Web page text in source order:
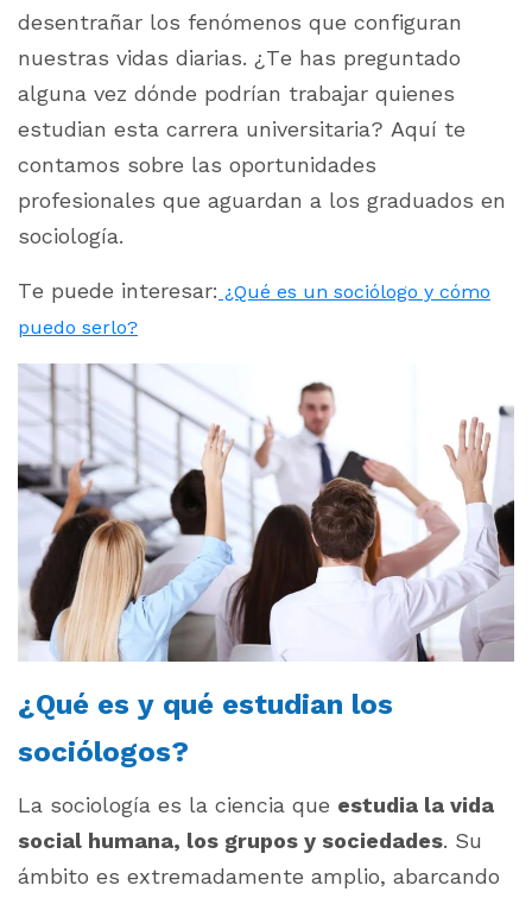
desentrañar los fenómenos que configuran
nuestras vidas diarias. ¿Te has preguntado
alguna vez dónde podrían trabajar quienes
estudian esta carrera universitaria? Aquí te
contamos sobre las oportunidades
profesionales que aguardan a los graduados en
sociología.
Te puede interesar: ¿Qué es un sociólogo y cómo
puedo serlo?
¿Qué es y qué estudian los
sociólogos?
La sociología es la ciencia que estudia la vida
social humana, los grupos y sociedades. Su
ámbito es extremadamente amplio, abarcando